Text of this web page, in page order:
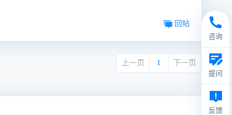
回帖
上一页 1 下一页
咨询
提问
反馈